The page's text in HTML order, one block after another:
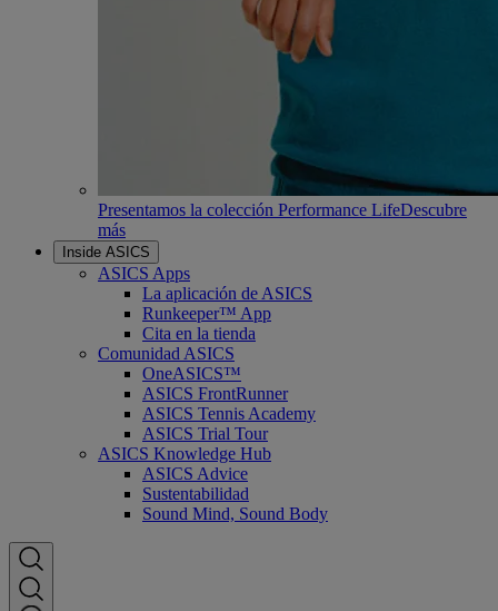
Presentamos la colección Performance LifeDescubre
más
Inside ASICS
ASICS Apps
La aplicación de ASICS
Runkeeper™ App
Cita en la tienda
Comunidad ASICS
OneASICS™
ASICS FrontRunner
ASICS Tennis Academy
ASICS Trial Tour
ASICS Knowledge Hub
ASICS Advice
Sustentabilidad
Sound Mind, Sound Body